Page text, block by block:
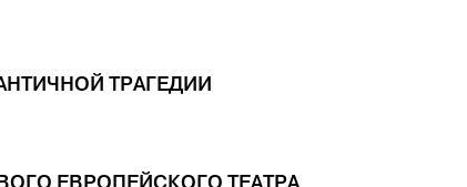
ТРАГЕДИИ